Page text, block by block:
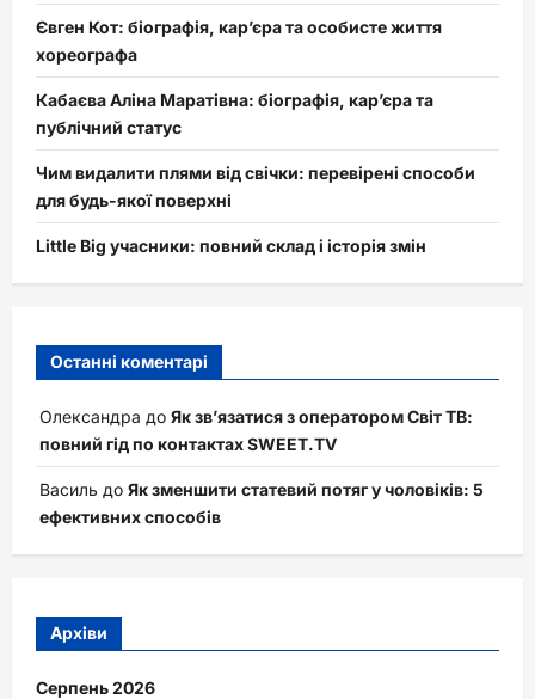
Євген Кот: біографія, кар’єра та особисте життя
хореографа
Кабаєва Аліна Маратівна: біографія, кар’єра та
публічний статус
Чим видалити плями від свічки: перевірені способи
для будь-якої поверхні
Little Big учасники: повний склад і історія змін
Останні коментарі
Олександра до Як зв’язатися з оператором Світ ТВ:
повний гід по контактах SWEET.TV
Василь до Як зменшити статевий потяг у чоловіків: 5
ефективних способів
Архіви
Серпень 2026